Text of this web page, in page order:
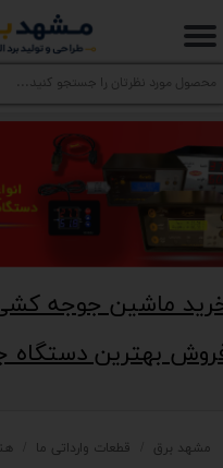
حساب کاربری من
تغییر گذر واژه
سفارشات
خروج از حساب کاربری
ماشین جوجه
بهترین
مشهد برق قطعات وارداتی ما